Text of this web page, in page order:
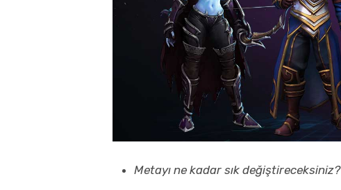
Metayı ne kadar sık değiştireceksiniz?